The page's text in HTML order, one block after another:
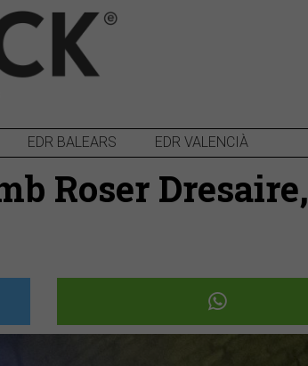
EDR BALEARS EDR VALENCIÀ
Roser Dresaire,